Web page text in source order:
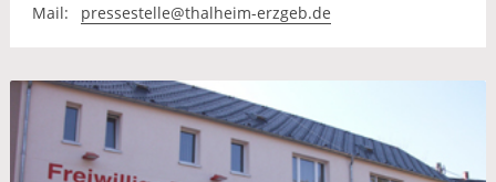
Mail:
pressestelle@thalheim-erzgeb.de